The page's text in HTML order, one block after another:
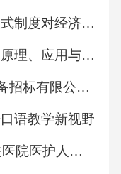
诺思制度分类视角下非正式制度对经济转型的影响与启示
语音声纹密码验证技术：原理、应用与展望
2026年6月江西省机电设备招标有限公司社会招聘2人考试模拟试题及答案详解
语教学新视野
2026年天津市河北区小关医院医护人员招聘笔试备考题库及答案详解